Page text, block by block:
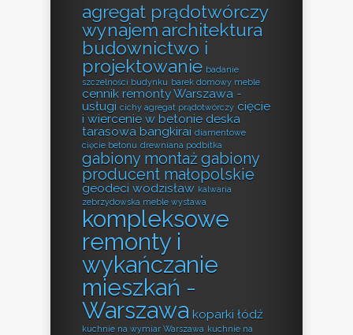
agregat prądotwórczy
wynajem architektura
budownictwo i
projektowanie badanie
szczelności budynku barek domowy meble
cennik remonty Warszawa -
usługi cichy agregat prądotwórczy cięcie
i wiercenie w betonie deska
tarasowa bangkirai diamentowe
cięcie betonu drewniana podbitka
gabiony montażgabiony
producent małopolskie
geodeci wodzisław kalwaria
zebrzydowska meble wystawa
kompleksowe
remonty i
wykańczanie
mieszkań -
Warszawa koparki łódź
kuchnie na wymiar Warszawa kuchnie na